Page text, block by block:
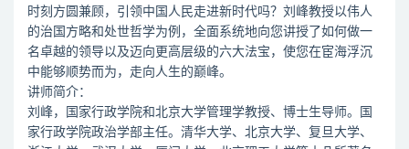
时刻方圆兼顾，引领中国人民走进新时代吗？刘峰教授以伟人
的治国方略和处世哲学为例，全面系统地向您讲授了如何做一
名卓越的领导以及迈向更高层级的六大法宝，使您在宦海浮沉
中能够顺势而为，走向人生的巅峰。
讲师简介：
刘峰，国家行政学院和北京大学管理学教授、博士生导师。国
家行政学院政治学部主任。清华大学、北京大学、复旦大学、